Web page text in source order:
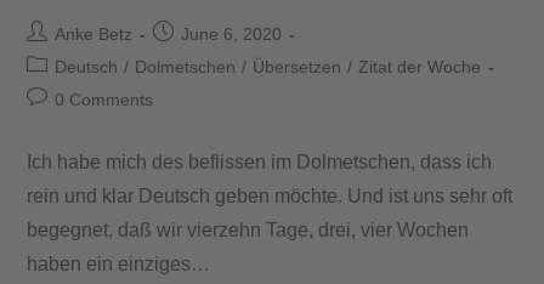
Anke Betz
June 6, 2020
Deutsch / Dolmetschen / Übersetzen / Zitat der Woche
0 Comments
Ich habe mich des beflissen im Dolmetschen, dass ich
rein und klar Deutsch geben möchte. Und ist uns sehr oft
begegnet, daß wir vierzehn Tage, drei, vier Wochen
haben ein einziges…